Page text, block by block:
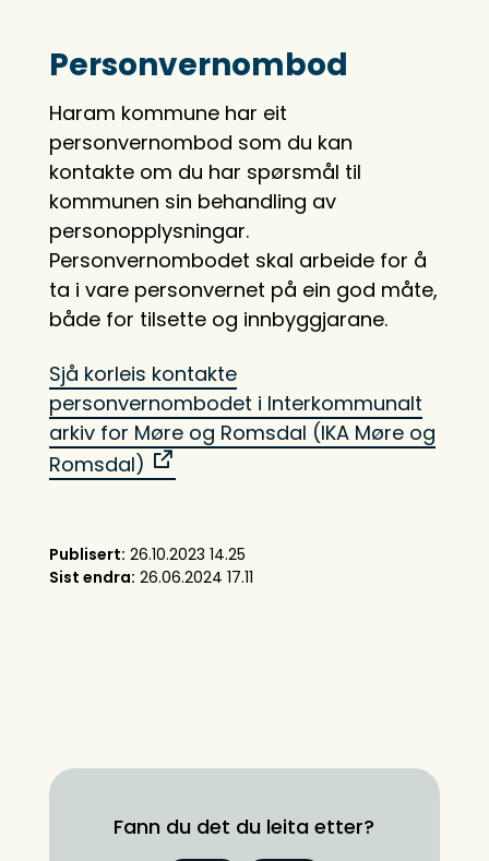
Personvernombod
Haram kommune har eit
personvernombod som du kan
kontakte om du har spørsmål til
kommunen sin behandling av
personopplysningar.
Personvernombodet skal arbeide for å
ta i vare personvernet på ein god måte,
både for tilsette og innbyggjarane.
Sjå korleis kontakte
personvernombodet i Interkommunalt
arkiv for Møre og Romsdal (IKA Møre og
Romsdal)
Publisert 26.10.2023 14.25
Sist endra 26.06.2024 17.11
Fann du det du leita etter?